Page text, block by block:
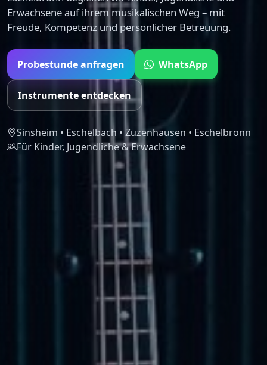
Erwachsene auf ihrem musikalischen Weg – mit
Freude, Kompetenz und persönlicher Betreuung.
Probestunde anfragen WhatsApp
Instrumente entdecken
Sinsheim • Eschelbach • Zuzenhausen • Eschelbronn
Für Kinder, Jugendliche & Erwachsene